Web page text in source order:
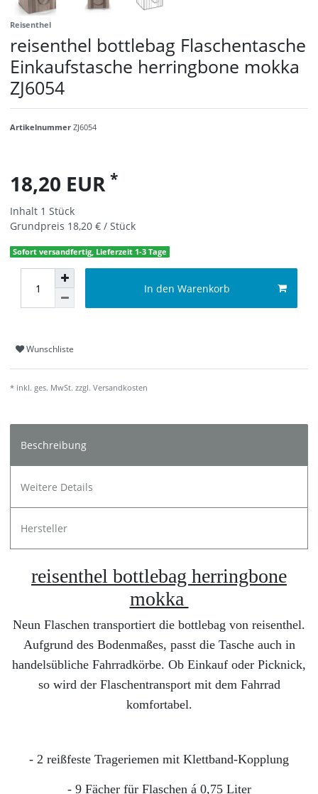
Reisenthel
reisenthel bottlebag Flaschentasche
Einkaufstasche herringbone mokka
ZJ6054
Artikelnummer ZJ6054
18,20 EUR *
Inhalt 1 Stück
Grundpreis 18,20 € / Stück
Sofort versandfertig, Lieferzeit 1-3 Tage
In den Warenkorb
Wunschliste
* inkl. ges. MwSt. zzgl. Versandkosten
Beschreibung
Weitere Details
Hersteller
reisenthel bottlebag herringbone
mokka
Neun Flaschen transportiert die bottlebag von reisenthel.
Aufgrund des Bodenmaßes, passt die Tasche auch in
handelsübliche Fahrradkörbe. Ob Einkauf oder Picknick,
so wird der Flaschentransport mit dem Fahrrad
komfortabel.
- 2 reißfeste Trageriemen mit Klettband-Kopplung
- 9 Fächer für Flaschen á 0,75 Liter